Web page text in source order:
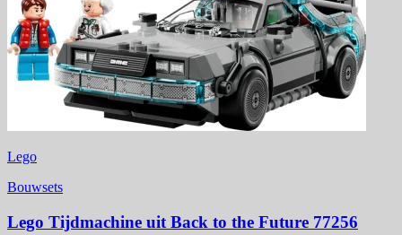
Lego
Bouwsets
Lego Tijdmachine uit Back to the Future 77256